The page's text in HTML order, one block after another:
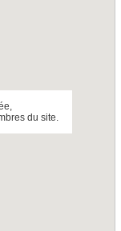
du site.